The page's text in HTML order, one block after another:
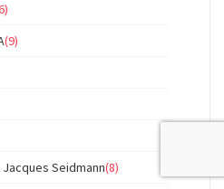
(9)
Seidmann(8)